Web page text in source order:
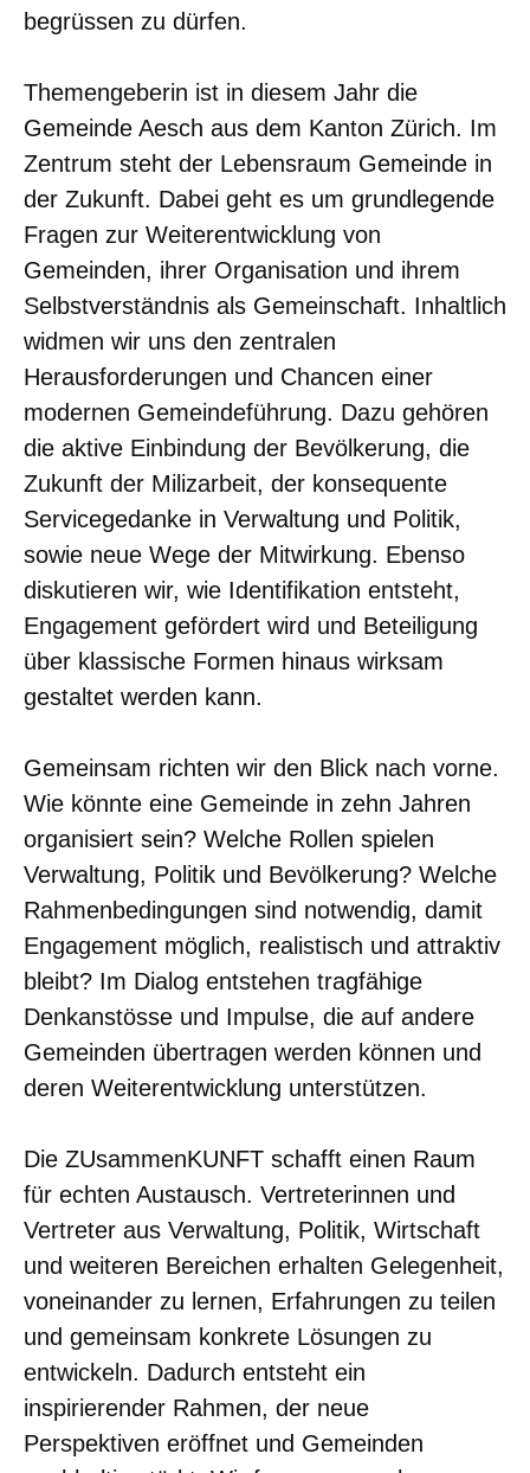
begrüssen zu dürfen.
Themengeberin ist in diesem Jahr die
Gemeinde Aesch aus dem Kanton Zürich. Im
Zentrum steht der Lebensraum Gemeinde in
der Zukunft. Dabei geht es um grundlegende
Fragen zur Weiterentwicklung von
Gemeinden, ihrer Organisation und ihrem
Selbstverständnis als Gemeinschaft. Inhaltlich
widmen wir uns den zentralen
Herausforderungen und Chancen einer
modernen Gemeindeführung. Dazu gehören
die aktive Einbindung der Bevölkerung, die
Zukunft der Milizarbeit, der konsequente
Servicegedanke in Verwaltung und Politik,
sowie neue Wege der Mitwirkung. Ebenso
diskutieren wir, wie Identifikation entsteht,
Engagement gefördert wird und Beteiligung
über klassische Formen hinaus wirksam
gestaltet werden kann.
Gemeinsam richten wir den Blick nach vorne.
Wie könnte eine Gemeinde in zehn Jahren
organisiert sein? Welche Rollen spielen
Verwaltung, Politik und Bevölkerung? Welche
Rahmenbedingungen sind notwendig, damit
Engagement möglich, realistisch und attraktiv
bleibt? Im Dialog entstehen tragfähige
Denkanstösse und Impulse, die auf andere
Gemeinden übertragen werden können und
deren Weiterentwicklung unterstützen.
Die ZUsammenKUNFT schafft einen Raum
für echten Austausch. Vertreterinnen und
Vertreter aus Verwaltung, Politik, Wirtschaft
und weiteren Bereichen erhalten Gelegenheit,
voneinander zu lernen, Erfahrungen zu teilen
und gemeinsam konkrete Lösungen zu
entwickeln. Dadurch entsteht ein
inspirierender Rahmen, der neue
Perspektiven eröffnet und Gemeinden